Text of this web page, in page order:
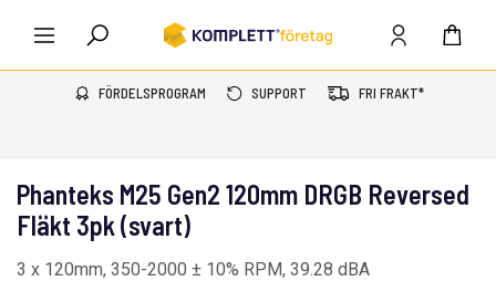
FÖRDELSPROGRAM SUPPORT FRI FRAKT*
Phanteks M25 Gen2 120mm DRGB Reversed
Fläkt 3pk (svart)
3 x 120mm, 350-2000 ± 10% RPM, 39.28 dBA